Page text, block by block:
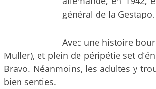
général de la
Avec une histoire
Müller), et plein de péripétie set
Bravo. Néanmoins, les adultes y
bien senties.